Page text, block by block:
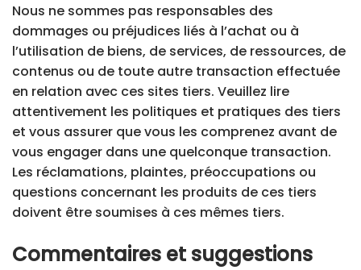
Nous ne sommes pas responsables des
dommages ou préjudices liés à l’achat ou à
l’utilisation de biens, de services, de ressources, de
contenus ou de toute autre transaction effectuée
en relation avec ces sites tiers. Veuillez lire
attentivement les politiques et pratiques des tiers
et vous assurer que vous les comprenez avant de
vous engager dans une quelconque transaction.
Les réclamations, plaintes, préoccupations ou
questions concernant les produits de ces tiers
doivent être soumises à ces mêmes tiers.
Commentaires et suggestions